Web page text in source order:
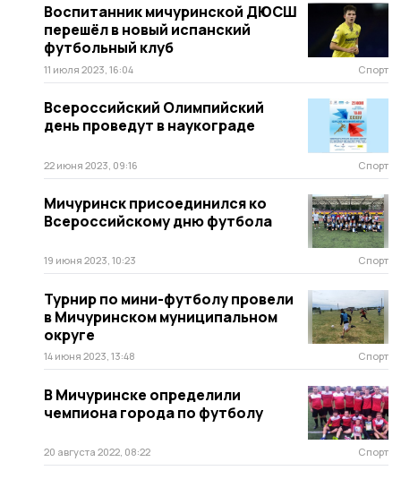
Воспитанник мичуринской ДЮСШ
перешёл в новый испанский
футбольный клуб
11 июля 2023, 16:04 Спорт
Всероссийский Олимпийский
день проведут в наукограде
22 июня 2023, 09:16 Спорт
Мичуринск присоединился ко
Всероссийскому дню футбола
19 июня 2023, 10:23 Спорт
Турнир по мини-футболу провели
в Мичуринском муниципальном
округе
14 июня 2023, 13:48 Спорт
В Мичуринске определили
чемпиона города по футболу
20 августа 2022, 08:22 Спорт